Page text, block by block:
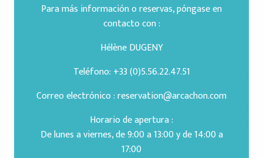
Para más información o reservas, póngase en
contacto con :
Hélène DUGENY
Teléfono: +33 (0)5.56.22.47.51
Correo electrónico :reservation@arcachon.com
Horario de apertura :
De lunes a viernes, de 9:00 a 13:00 y de 14:00 a
17:00